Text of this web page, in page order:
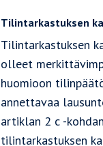
Tilintarkastuksen
Tilintarkastuksen
olleet
huomioon
annettavaa
artiklan 2 c -
tilintarkastuksen